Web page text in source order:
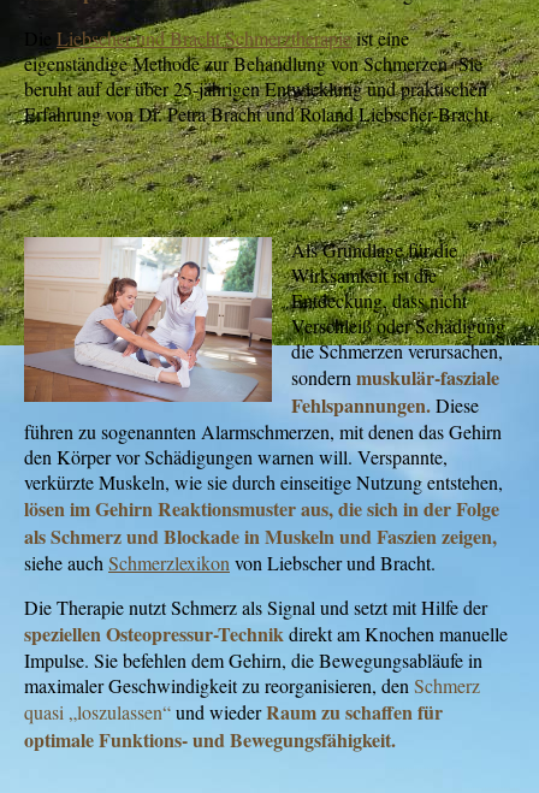
Liebscher und Bracht Schmerztherapieist eine
eigenständige Methode zur Behandlung von Schmerzen Sie
beruht auf der über 25-jährigen Entwicklung und praktischen
Erfahrung von Dr. Petra Bracht und Roland Liebscher-Bracht.
Als Grundlage für die
Wirksamkeit ist die
Entdeckung, dass nicht
Verschleiß oder Schädigung
die Schmerzen verursachen,
sondern muskulär-fasziale
Fehlspannungen.Diese
führen zu sogenannten Alarmschmerzen, mit denen das Gehirn
den Körper vor Schädigungen warnen will. Verspannte,
verkürzte Muskeln, wie sie durch einseitige Nutzung entstehen,
lösen im Gehirn Reaktionsmuster aus, die sich in der Folge
als Schmerz und Blockade in Muskeln und Faszien zeigen,
siehe auch Schmerzlexikon von Liebscher und Bracht.
Die Therapie nutzt Schmerz als Signal und setzt mit Hilfe der
speziellen Osteopressur-Technikdirekt am Knochen manuelle
Impulse. Sie befehlen dem Gehirn, die Bewegungsabläufe in
maximaler Geschwindigkeit zu reorganisieren, den Schmerz
quasi „loszulassen“und wiederRaum zu schaffen für
optimale Funktions- und Bewegungsfähigkeit.